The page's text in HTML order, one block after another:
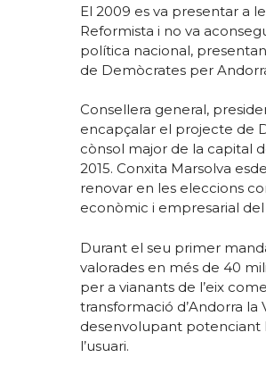
El 2009 es va presentar a
Reformista i no va
política nacional,
de Demòcrates per
Consellera general,
encapçalar el projecte de
cònsol major de la capital
2015. Conxita Marsolva
renovar en les eleccions
econòmic i empresarial
Durant el seu primer
valorades en més de 40
per a vianants de l’eix
transformació d’Andorra
desenvolupant potenciant
l’usuari.